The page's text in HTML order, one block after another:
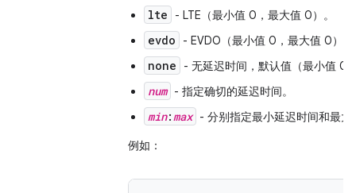
lte - LTE（最小值 0，最大值 0）。
evdo - EVDO（最小值 0，最大值 0）。
none - 无延迟时间，默认值（最小值 0
num - 指定确切的延迟时间。
min:max - 分别指定最小延迟时间和最大
例如：